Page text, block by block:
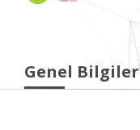
Genel Bilgiler